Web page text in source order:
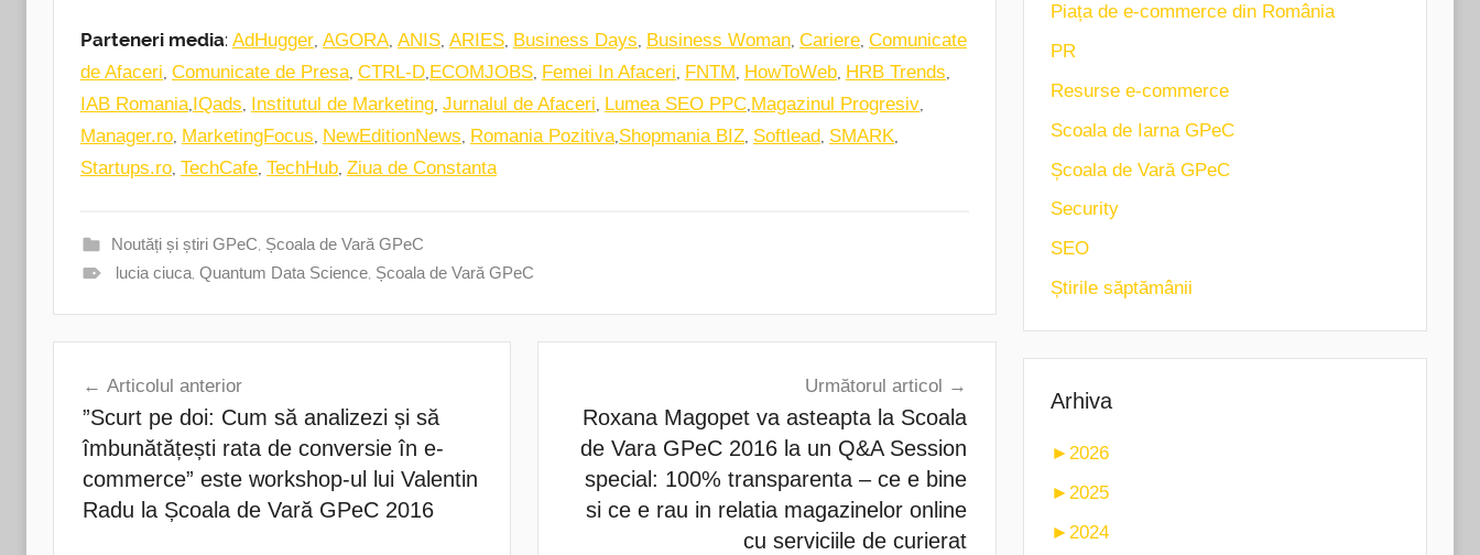
Parteneri media: AdHugger AGORA ANIS ARIES Business Days Business Woman Cariere Comunicate
de Afaceri Comunicate de Presa CTRL-D ECOMJOBS Femei In Afaceri FNTM HowToWeb HRB Trends
IAB Romania IQads Institutul de Marketing Jurnalul de Afaceri Lumea SEO PPC Magazinul Progresiv
Manager.ro MarketingFocus NewEditionNews Romania Pozitiva Shopmania BIZ Softlead SMARK
Startups.ro TechCafe TechHub Ziua de Constanta
Noutăți și știri GPeC, Școala de Vară GPeC
lucia ciuca, Quantum Data Science, Școala de Vară GPeC
articole
Articolul anterior
”Scurt pe doi: Cum să analizezi și să
îmbunătățești rata de conversie în e-
commerce” este workshop-ul lui Valentin
Radu la Școala de Vară GPeC 2016
Următorul articol
Roxana Magopet va asteapta la Scoala
de Vara GPeC 2016 la un Q&A Session
special: 100% transparenta – ce e bine
si ce e rau in relatia magazinelor online
cu serviciile de curierat
Piața de e-commerce din România
PR
Resurse e-commerce
Scoala de Iarna GPeC
Școala de Vară GPeC
Security
SEO
Știrile săptămânii
Arhiva
► 2026
► 2025
► 2024